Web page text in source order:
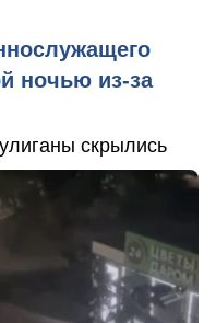
ночью из-за
скрылись